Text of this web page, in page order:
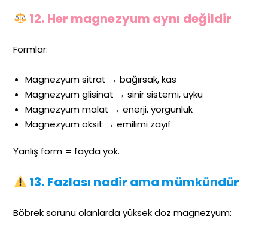
12. Her magnezyum aynı değildir
Formlar:
Magnezyum sitrat → bağırsak, kas
Magnezyum glisinat → sinir sistemi, uyku
Magnezyum malat → enerji, yorgunluk
Magnezyum oksit → emilimi zayıf
Yanlış form = fayda yok.
13. Fazlası nadir ama mümkündür
Böbrek sorunu olanlarda yüksek doz magnezyum: